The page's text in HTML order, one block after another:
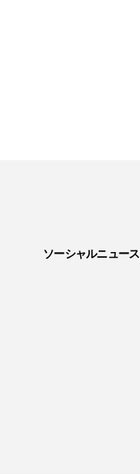
ソーシャルニュース